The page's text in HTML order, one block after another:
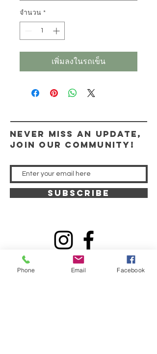
จำนวน *
เพิ่มลงในรถเข็น
Never miss an update,
join our community!
SUBSCRIBE
"Those who look to him are radiant, and their
Phone Email Facebook